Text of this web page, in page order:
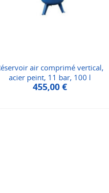
air comprimé vertical,
acier peint, 11 bar, 100 l
455,00 €